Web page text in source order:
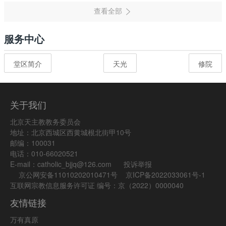
服务中心
堂区简介 天光 修院
关于我们
北京天主教教务委员会
地址：北京西城区西黄城根北街甲10号
邮编：100031
电话：010-66020521
E-mail：catholic_bjjq@126.com 投诉举报
京公网安备11010202010471号
京ICP备2022033061号-1
互联网宗教信息服务许可证 编号：京（2022）0000040
友情链接
万有真原